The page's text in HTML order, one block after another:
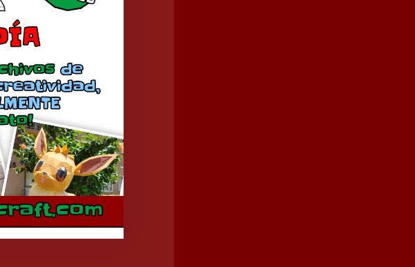
Modelo
Mitsubishi Pajero Sport
noviembre 27, 2015
En «Autos»